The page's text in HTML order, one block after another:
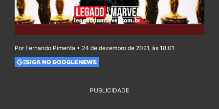
Por Fernando Pimenta • 24 de dezembro de 2021, às 18:01
SIGA NO GOOGLE NEWS
PUBLICIDADE